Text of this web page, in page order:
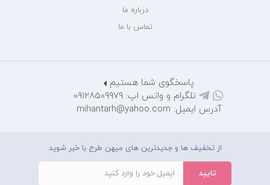
درباره ما
تماس با ما
پاسخگوی شما هستیم
تلگرام و واتس اپ: 09128509979
آدرس ایمیل: mihantarh@yahoo.com
از تخفیف ها و جدیدترین های میهن طرح با خبر شوید